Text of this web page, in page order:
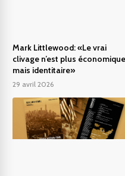
Mark Littlewood: «Le vrai
clivage n’est plus
mais identitaire»
29 avril 2026